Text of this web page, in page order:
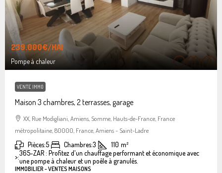
239.000€/HAI
Pompe à chaleur
VENTE IMMO
Maison 3 chambres, 2 terrasses, garage
XX, Rue Modigliani, Amiens, Somme, Hauts-de-France, France
métropolitaine, 80000, France, Amiens - Saint-Ladre
Pièces:5 Chambres:3 110 m²
>:365-ZAR : Profitez d'un chauffage performant et économique avec
une pompe à chaleur et un poêle à granulés.
IMMOBILIER - VENTES MAISONS